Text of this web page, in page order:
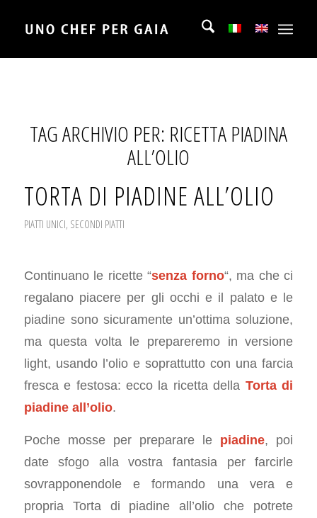
TAG ARCHIVIO PER: RICETTA PIADINA
ALL’OLIO
TORTA DI PIADINE ALL’OLIO
PIATTI UNICI, SECONDI PIATTI
Continuano le ricette “senza forno“, ma che ci
regalano piacere per gli occhi e il palato e le
piadine sono sicuramente un’ottima soluzione,
ma questa volta le prepareremo in versione
light, usando l’olio e soprattutto con una farcia
fresca e festosa: ecco la ricetta della Torta di
piadine all’olio.
Poche mosse per preparare le piadine, poi
date sfogo alla vostra fantasia per farcirle
sovrapponendole e formando una vera e
propria Torta di piadine all’olio che potrete